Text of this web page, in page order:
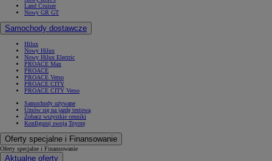
Land Cruiser
Nowy GR GT
Samochody dostawcze
Hilux
Nowy Hilux
Nowy Hilux Electric
PROACE Max
PROACE
PROACE Verso
PROACE CITY
PROACE CITY Verso
Samochody używane
Umów się na jazdę testową
Zobacz wszystkie cenniki
Konfiguruj swoją Toyotę
Oferty specjalne i Finansowanie
Oferty specjalne i Finansowanie
Aktualne oferty